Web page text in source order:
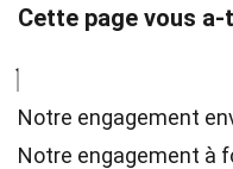
Cette page vous
Notre engagement
Notre engagement à